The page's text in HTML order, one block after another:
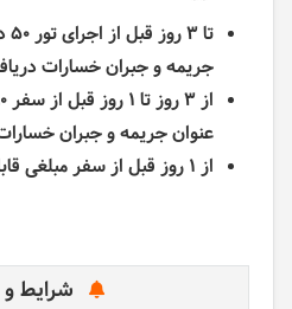
تا ۳ روز قبل از اجرای
تور
جریمه و جبران خسارات
از ۳ روز تا ۱ روز قبل از سفر ۸۰ درصد از هزینه
عنوان جریمه و جبران
از ۱ روز قبل از سفر مبلغی قابل برگشت نمی باشد.
شرایط